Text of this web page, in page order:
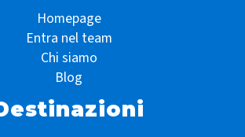
Homepage
Entra nel team
Chi siamo
Blog